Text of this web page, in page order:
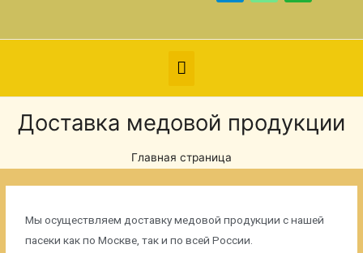
Доставка медовой продукции
Главная страница
Мы осуществляем доставку медовой продукции с нашей
пасеки как по Москве, так и по всей России.